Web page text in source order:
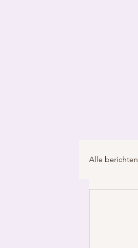
Alle berichten